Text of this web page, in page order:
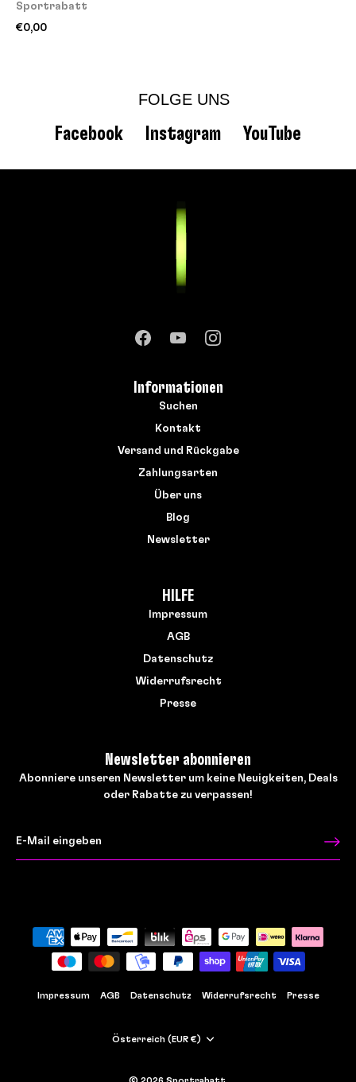
Sportrabatt
€0,00
FOLGE UNS
Facebook Instagram YouTube
Informationen
Suchen
Kontakt
Versand und Rückgabe
Zahlungsarten
Über uns
Blog
Newsletter
HILFE
Impressum
AGB
Datenschutz
Widerrufsrecht
Presse
Newsletter abonnieren
Abonniere unseren Newsletter um keine Neuigkeiten, Deals
oder Rabatte zu verpassen!
Impressum AGB Datenschutz Widerrufsrecht Presse
Währung
Österreich (EUR €)
© 2026 Sportrabatt.